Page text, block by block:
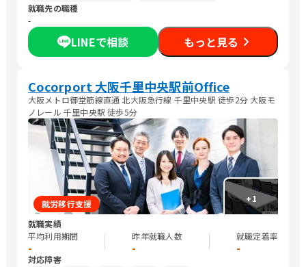
就職先の職種
-
LINEで相談 もっと見る
Cocorport 大阪千里中央駅前Office
大阪メトロ御堂筋線直通 北大阪急行線 千里中央駅 徒歩2分 大阪モ
ノレール 千里中央駅 徒歩5分
+1
就労移行支援
就職実績
平均利用期間
-
昨年就職人数
-
就職定着率
-
対応障害